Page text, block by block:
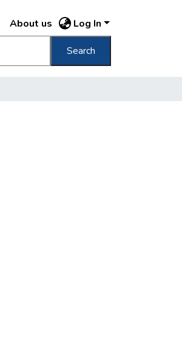
About us Log In
Search